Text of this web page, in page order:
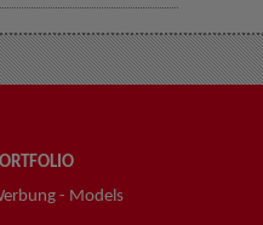
- Models